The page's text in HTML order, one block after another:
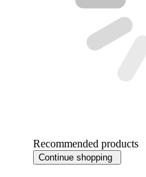
Recommended products
Continue shopping